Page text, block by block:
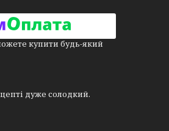
купити будь-який
дуже солодкий.